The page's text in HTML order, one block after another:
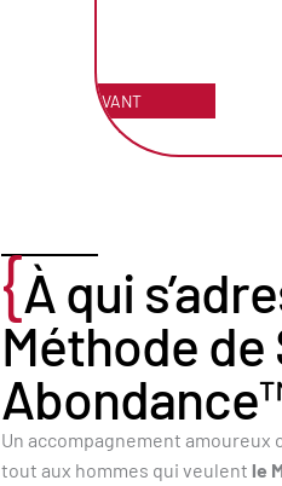
AVANT
{À qui
Méthode
Un accompagnement amoureux
tout aux hommes qui veulent le